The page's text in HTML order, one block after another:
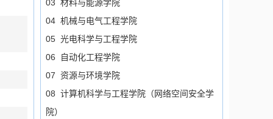
03 材料与能源学院
04 机械与电气工程学院
05 光电科学与工程学院
06 自动化工程学院
07 资源与环境学院
08 计算机科学与工程学院（网络空间安全学
院）